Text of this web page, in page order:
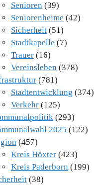
Senioren (39)
Seniorenheime (42)
Sicherheit (51)
Stadtkapelle (7)
Trauer (16)
Vereinsleben (378)
(781)
Stadtentwicklung (374)
Verkehr (125)
(293)
2025 (122)
(457)
Kreis Höxter (423)
Kreis Paderborn (199)
(38)